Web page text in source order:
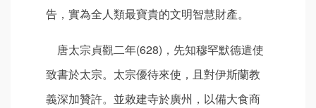
告，實為全人類最寶貴的文明智慧財產。
唐太宗貞觀二年(628)，先知穆罕默德遣使
致書於太宗。太宗優待來使，且對伊斯蘭教
義深加贊許。並敕建寺於廣州，以備大食商